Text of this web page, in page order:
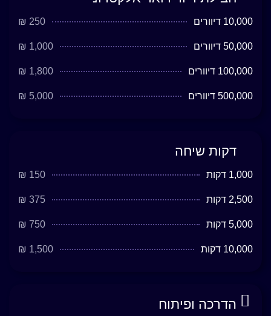
10,000 דיוורים 250 ₪
50,000 דיוורים 1,000 ₪
100,000 דיוורים 1,800 ₪
500,000 דיוורים 5,000 ₪
דקות שיחה
1,000 דקות 150 ₪
2,500 דקות 375 ₪
5,000 דקות 750 ₪
10,000 דקות 1,500 ₪
הדרכה ופיתוח